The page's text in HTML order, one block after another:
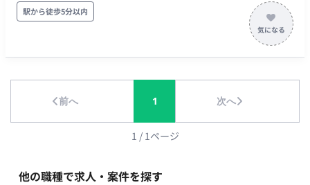
SwiftLint/SwiftFormat/XcodeGenなど（iOS）、
ktlint/Spotless/Dagger Hiltなど（Android） 外部サービス：
GitHub データ分析： Firebase Analytics、BigQueryなど
ート： フルリモート可 稼働率：週3~5 (週3でも可能) ※エント
リーいただく際は必須スキルと尚可スキル欄の内容をご自身で
〇×をつけていただくと面談までの時間がかなり短縮されま
す。
駅から徒歩5分以内
前へ 1 次へ
1 / 1ページ
他の職種で求人・案件を探す